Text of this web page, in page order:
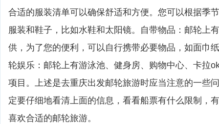
合适的服装清单可以确保舒适和方便。您可以根据季
服装和鞋子，比如水鞋和太阳镜。自带物品：邮轮上
供，为了您的便利，可以自行携带必要物品，如面巾
轮娱乐：邮轮上有游泳池、健身房、购物中心、卡拉
项目。上述是去重庆出发邮轮旅游时应当注意的一些
定要仔细地看清上面的信息，看看船票有什么限制，
喜欢合适的邮轮旅游。